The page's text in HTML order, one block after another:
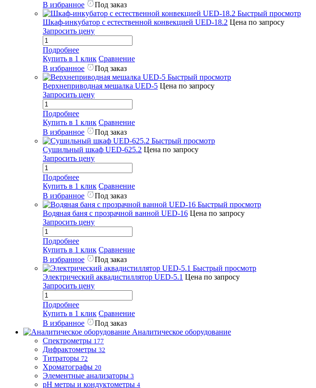
В избранное
Под заказ
Быстрый просмотр
Шкаф-инкубатор с естественной конвекцией UED-18.2 Цена по запросу
Запросить цену
Подробнее
Купить в 1 клик Сравнение
В избранное
Под заказ
Быстрый просмотр
Верхнеприводная мешалка UED-5 Цена по запросу
Запросить цену
Подробнее
Купить в 1 клик Сравнение
В избранное
Под заказ
Быстрый просмотр
Сушильный шкаф UED-625.2 Цена по запросу
Запросить цену
Подробнее
Купить в 1 клик Сравнение
В избранное
Под заказ
Быстрый просмотр
Водяная баня с прозрачной ванной UED-16 Цена по запросу
Запросить цену
Подробнее
Купить в 1 клик Сравнение
В избранное
Под заказ
Быстрый просмотр
Электрический аквадистиллятор UED-5.1 Цена по запросу
Запросить цену
Подробнее
Купить в 1 клик Сравнение
В избранное
Под заказ
Аналитическое оборудование
Спектрометры 177
Дифрактометры 32
Титраторы 72
Хроматографы 20
Элементные анализаторы 3
pH метры и кондуктометры 4